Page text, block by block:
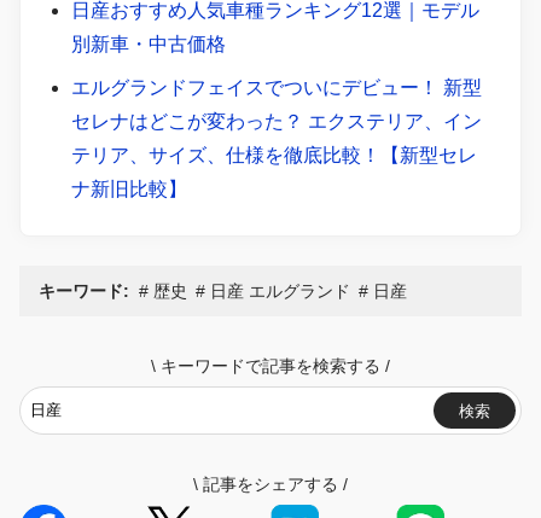
日産おすすめ人気車種ランキング12選｜モデル
別新車・中古価格
エルグランドフェイスでついにデビュー！ 新型
セレナはどこが変わった？ エクステリア、イン
テリア、サイズ、仕様を徹底比較！【新型セレ
ナ新旧比較】
キーワード: 歴史 日産 エルグランド 日産
\ キーワードで記事を検索する /
検索
\ 記事をシェアする /